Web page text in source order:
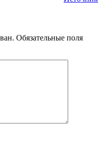
Обязательные поля